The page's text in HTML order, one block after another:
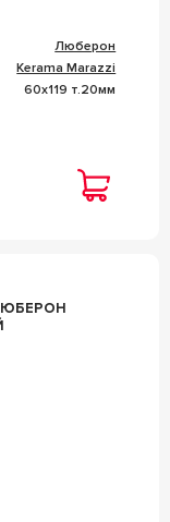
Люберон
Kerama Marazzi
60x119 т.20мм